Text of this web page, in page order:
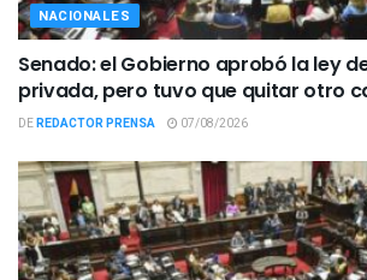
NACIONALES
Senado: el Gobierno aprobó la ley
privada, pero tuvo que quitar otro
DEREDACTOR PRENSA 07/08/2026